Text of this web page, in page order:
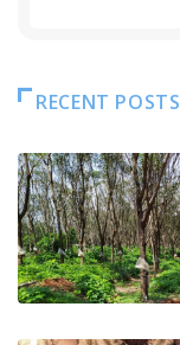
RECENT POSTS